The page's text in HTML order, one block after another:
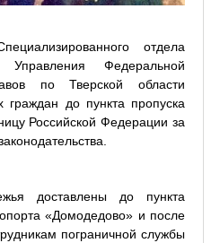
отдела
Управления Федеральной
по Тверской области
граждан до пункта пропуска
Российской Федерации за
доставлены до пункта
«Домодедово» и после
пограничной службы